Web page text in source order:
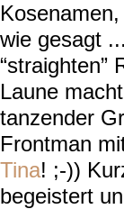
wie gesagt
“straighten”
Laune
tanzender
Frontman
Tina! ;-))
begeistert